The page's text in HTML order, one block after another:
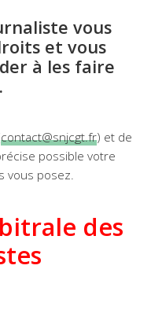
vous
et vous
à les faire
contact@snjcgt.fr) et de
possible votre
vous posez.
des